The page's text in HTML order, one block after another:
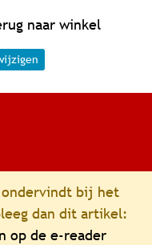
naar winkel
bij het
dan dit artikel:
op de e-reader